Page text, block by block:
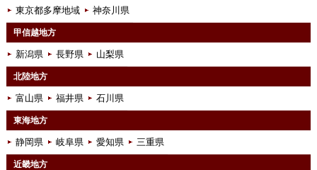
東京都多摩地域 神奈川県
甲信越地方
新潟県 長野県 山梨県
北陸地方
富山県 福井県 石川県
東海地方
静岡県 岐阜県 愛知県 三重県
近畿地方